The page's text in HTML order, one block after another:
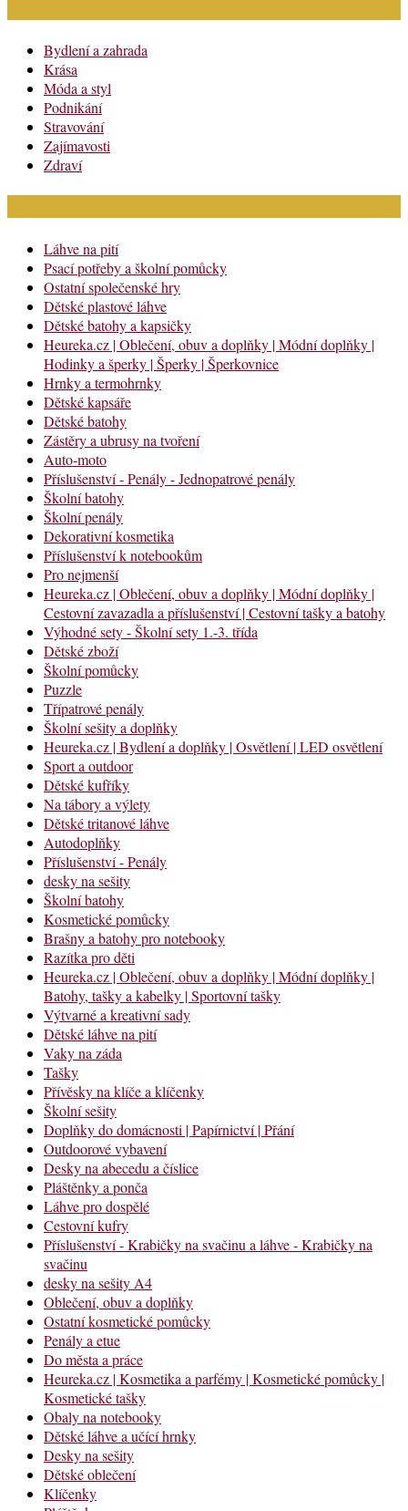
Bydlení a zahrada
Krása
Móda a styl
Podnikání
Stravování
Zajímavosti
Zdraví
Láhve na pití
Psací potřeby a školní pomůcky
Ostatní společenské hry
Dětské plastové láhve
Dětské batohy a kapsičky
Heureka.cz | Oblečení, obuv a doplňky | Módní doplňky |
Hodinky a šperky | Šperky | Šperkovnice
Hrnky a termohrnky
Dětské kapsáře
Dětské batohy
Zástěry a ubrusy na tvoření
Auto-moto
Příslušenství - Penály - Jednopatrové penály
Školní batohy
Školní penály
Dekorativní kosmetika
Příslušenství k notebookům
Pro nejmenší
Heureka.cz | Oblečení, obuv a doplňky | Módní doplňky |
Cestovní zavazadla a příslušenství | Cestovní tašky a batohy
Výhodné sety - Školní sety 1.-3. třída
Dětské zboží
Školní pomůcky
Puzzle
Třípatrové penály
Školní sešity a doplňky
Heureka.cz | Bydlení a doplňky | Osvětlení | LED osvětlení
Sport a outdoor
Dětské kufříky
Na tábory a výlety
Dětské tritanové láhve
Autodoplňky
Příslušenství - Penály
desky na sešity
Školní batohy
Kosmetické pomůcky
Brašny a batohy pro notebooky
Razítka pro děti
Heureka.cz | Oblečení, obuv a doplňky | Módní doplňky |
Batohy, tašky a kabelky | Sportovní tašky
Výtvarné a kreativní sady
Dětské láhve na pití
Vaky na záda
Tašky
Přívěsky na klíče a klíčenky
Školní sešity
Doplňky do domácnosti | Papírnictví | Přání
Outdoorové vybavení
Desky na abecedu a číslice
Pláštěnky a ponča
Láhve pro dospělé
Cestovní kufry
Příslušenství - Krabičky na svačinu a láhve - Krabičky na
svačinu
desky na sešity A4
Oblečení, obuv a doplňky
Ostatní kosmetické pomůcky
Penály a etue
Do města a práce
Heureka.cz | Kosmetika a parfémy | Kosmetické pomůcky |
Kosmetické tašky
Obaly na notebooky
Dětské láhve a učící hrnky
Desky na sešity
Dětské oblečení
Klíčenky